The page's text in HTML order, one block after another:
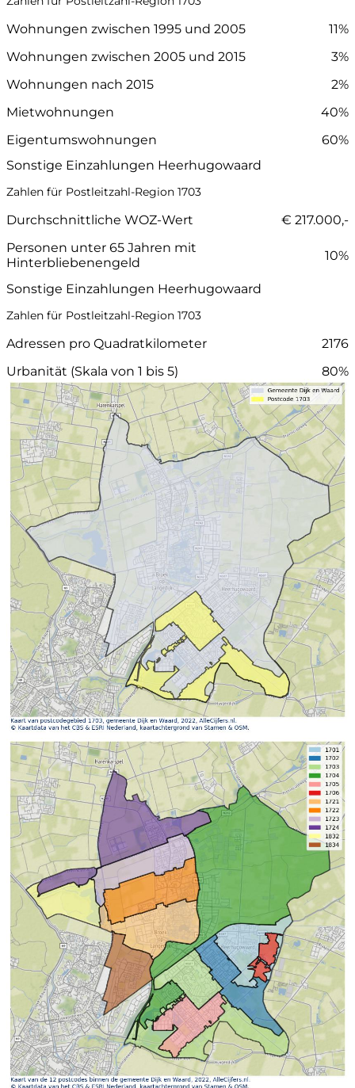
Wohnungen zwischen 1995 und 2005
11%
Wohnungen zwischen 2005 und 2015
3%
Wohnungen nach 2015
2%
Mietwohnungen
40%
Eigentumswohnungen
60%
Sonstige Einzahlungen Heerhugowaard
Zahlen für Postleitzahl-Region 1703
Durchschnittliche WOZ-Wert
€ 217.000,-
Personen unter 65 Jahren mit
Hinterbliebenengeld
10%
Sonstige Einzahlungen Heerhugowaard
Zahlen für Postleitzahl-Region 1703
Adressen pro Quadratkilometer
2176
Urbanität (Skala von 1 bis 5)
80%